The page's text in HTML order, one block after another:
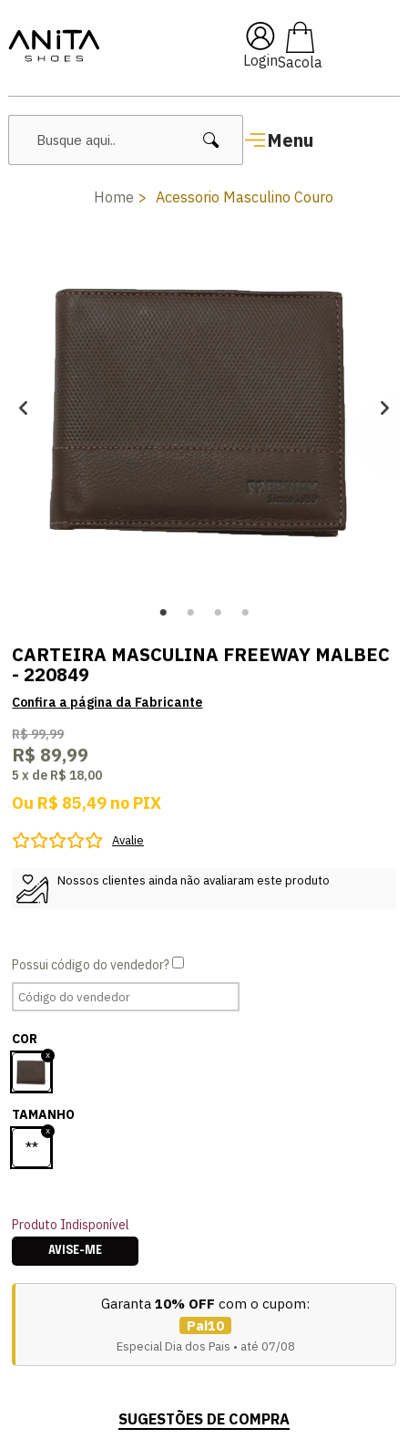
Login
Menu
🔥 Lançamentos
Home Acessorio Masculino Couro
CARTEIRA MASCULINA FREEWAY MALBEC
- 220849
R$ 99,99
R$ 89,99
5 x de R$ 18,00
Ou R$ 85,49 no PIX
Avalie
Nossos clientes ainda não avaliaram este produto
COR
TAMANHO
**
Produto Indisponível
AVISE-ME
Garanta 10% OFF com o cupom:
Pai10
Especial Dia dos Pais • até 07/08
SUGESTÕES DE COMPRA